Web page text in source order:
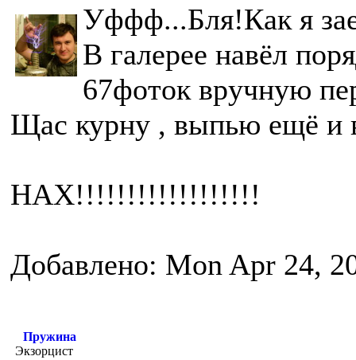
Уффф...Бля!Как я
В галерее навёл
67фоток вручную
Щас курну , выпью ещё и
НАХ!!!!!!!!!!!!!!!!!!
Добавлено: Mon Apr 24,
Пружина
Экзорцист